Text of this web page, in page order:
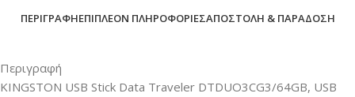
ΠΕΡΙΓΡΑΦΉΕΠΙΠΛΈΟΝ ΠΛΗΡΟΦΟΡΊΕΣΑΠΟΣΤΟΛΉ & ΠΑΡΆΔΟΣΗ
Περιγραφή
KINGSTON USB Stick Data Traveler DTDUO3CG3/64GB, USB